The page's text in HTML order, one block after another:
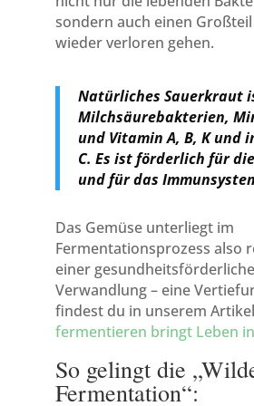
sondern auch einen
wieder verloren gehen.
Natürliches Sauerkraut
Milchsäurebakterien,
und Vitamin A, B, K und
C. Es ist förderlich für
und für das
Das Gemüse unterliegt im
Fermentationsprozess also
einer
Verwandlung – eine
findest du in unserem
fermentieren bringt Leben
So gelingt die
Fermentation“: